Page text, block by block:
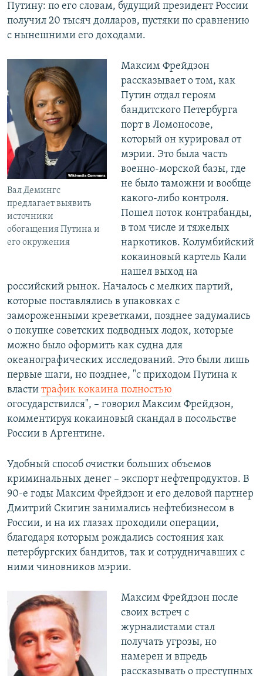
Путину: по его словам, будущий президент России
получил 20 тысяч долларов, пустяки по сравнению
с нынешними его доходами.
Вал Демингс
предлагает выявить
источники
обогащения Путина и
его окружения
Максим Фрейдзон
рассказывает о том, как
Путин отдал героям
бандитского Петербурга
порт в Ломоносове,
который он курировал от
мэрии. Это была часть
военно-морской базы, где
не было таможни и вообще
какого-либо контроля.
Пошел поток контрабанды,
в том числе и тяжелых
наркотиков. Колумбийский
кокаиновый картель Кали
нашел выход на
российский рынок. Началось с мелких партий,
которые поставлялись в упаковках с
замороженными креветками, позднее задумались
о покупке советских подводных лодок, которые
можно было оформить как судна для
океанографических исследований. Это были лишь
первые шаги, но позднее, "с приходом Путина к
власти трафик кокаина полностью
огосударствился", – говорил Максим Фрейдзон,
комментируя кокаиновый скандал в посольстве
России в Аргентине.
Удобный способ очистки больших объемов
криминальных денег – экспорт нефтепродуктов. В
90-е годы Максим Фрейдзон и его деловой партнер
Дмитрий Скигин занимались нефтебизнесом в
России, и на их глазах проходили операции,
благодаря которым рождались состояния как
петербургских бандитов, так и сотрудничавших с
ними чиновников мэрии.
Максим Фрейдзон после
своих встреч с
журналистами стал
получать угрозы, но
намерен и впредь
рассказывать о преступных